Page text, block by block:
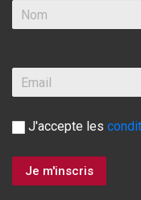
J'accepte les